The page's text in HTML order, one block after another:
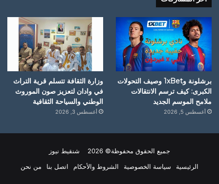
برشلونة و1xBet وصيف التحولات
الكبرى: كيف ترسم الانتقالات
ملامح الموسم الجديد
أغسطس 5, 2026
وزارة الثقافة تتسلم قرية التراث
في وادان لتعزيز صون الموروث
الوطني والسياحة الثقافية
أغسطس 3, 2026
جميع الحقوق محفوظة© 2026 شنقيط نيوز
الرئيسية
سياسة الخصوصية الشروط والأحكام اتصل بنا من نحن